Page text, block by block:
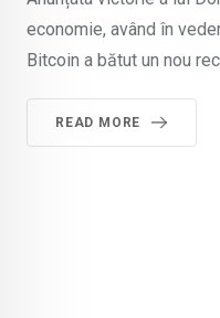
economie, având în
Bitcoin a bătut un nou
READ MORE